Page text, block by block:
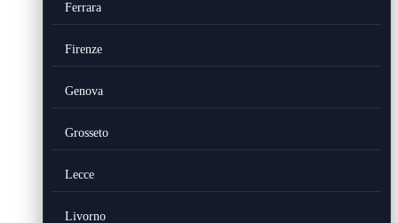
Ferrara
Firenze
Genova
Grosseto
Lecce
Livorno